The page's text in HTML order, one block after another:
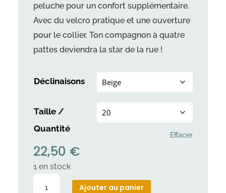
peluche pour un confort supplémentaire.
Avec du velcro pratique et une ouverture
pour le collier. Ton compagnon à quatre
pattes deviendra la star de la rue !
Déclinaisons
Taille /
Quantité
Effacer
22,50 €
1 en stock
quantité
Ajouter au panier